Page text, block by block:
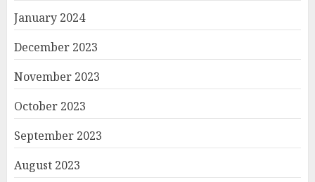
January 2024
December 2023
November 2023
October 2023
September 2023
August 2023